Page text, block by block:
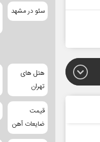
سئو در مشهد
هتل های
تهران
قیمت
ضایعات آهن